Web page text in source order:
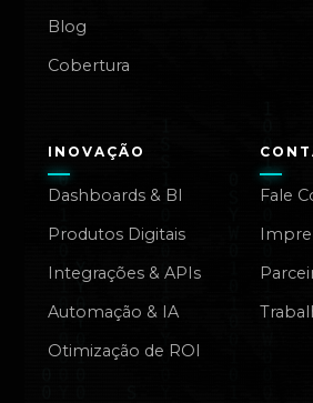
Blog
Cobertura
INOVAÇÃO
Dashboards & BI
Produtos Digitais
Integrações & APIs
Automação & IA
Otimização de ROI
Fale